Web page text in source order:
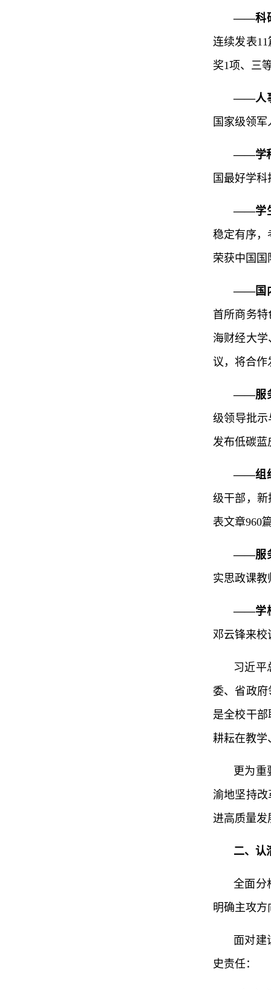
——科
连续发表
奖1项、三
——人
国家级领
——学
国最好学
——学
稳定有序，
荣获中国国
——国
首所商务
海财经大
议，将合作
——服
级领导批示
发布低碳蓝
——组
级干部，新
表文章960
——服
实思政课
——学
邓云锋来校
习近平
委、省政
是全校干
耕耘在教学
更为重
渝地坚持
进高质量发
二、认
全面分
明确主攻方
面对建
史责任：